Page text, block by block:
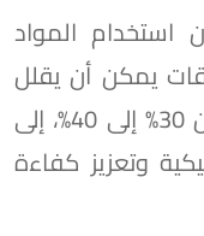
استخدام المواد
يمكن أن يقلل
البصمة الكربونية بنسبة تتراوح بين 30% إلى 40%، إلى
وتعزيز كفاءة